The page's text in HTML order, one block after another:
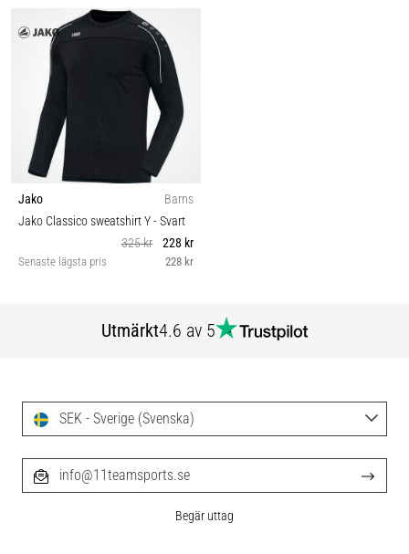
Jako
Barns
Jako Classico sweatshirt Y- Svart
325 kr
228 kr
Senaste lägsta pris 228 kr
Utmärkt4.6 av 5
SEK - Sverige (Svenska)
info@11teamsports.se
Begär uttag